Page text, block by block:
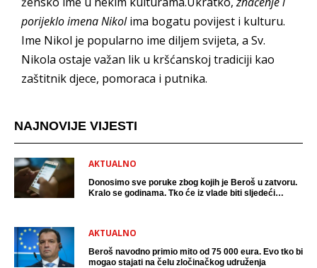
porijeklo imena Nikolima bogatu povijest i kulturu.
Ime Nikol je popularno ime diljem svijeta, a Sv.
Nikola ostaje važan lik u kršćanskoj tradiciji kao
zaštitnik djece, pomoraca i putnika.
NAJNOVIJE VIJESTI
AKTUALNO
Donosimo sve poruke zbog kojih je Beroš u zatvoru.
Kralo se godinama. Tko će iz vlade biti sljedeći
AKTUALNO
Beroš navodno primio mito od 75 000 eura. Evo tko bi
mogao stajati na čelu zločinačkog udruženja